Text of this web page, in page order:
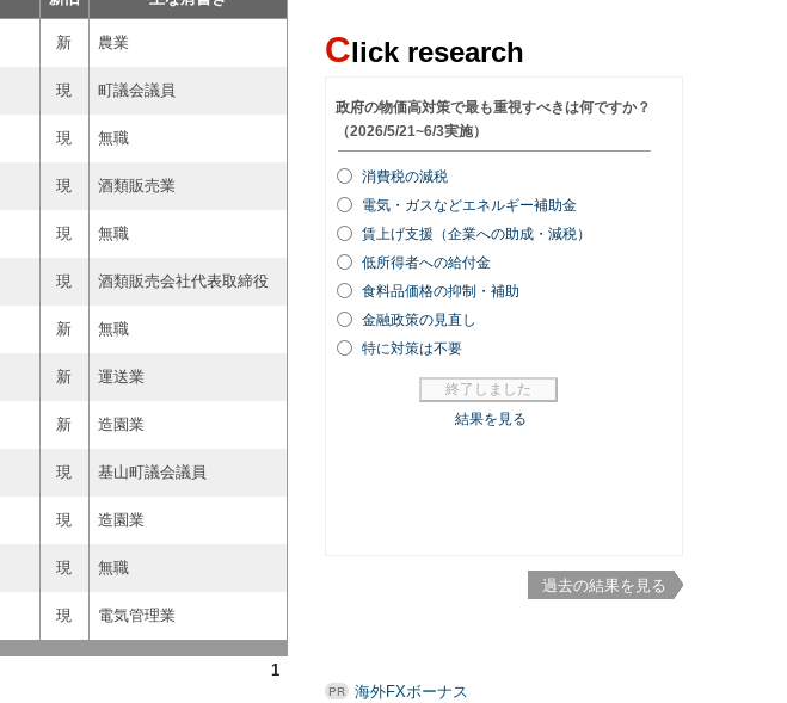
新 農業
現 町議会議員
現 無職
現 酒類販売業
現 無職
現 酒類販売会社代表取締役
新 無職
新 運送業
新 造園業
現 基山町議会議員
現 造園業
現 無職
現 電気管理業
1
Click research
過去の結果を見る
海外FXボーナス